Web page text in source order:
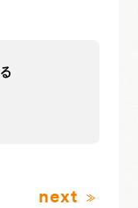
next